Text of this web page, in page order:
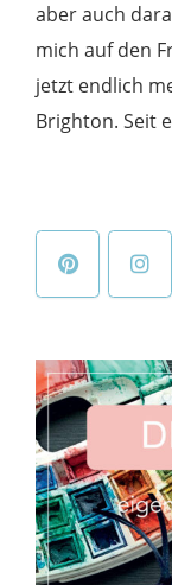
aber auch
mich auf den
jetzt endlich
Brighton. Seit